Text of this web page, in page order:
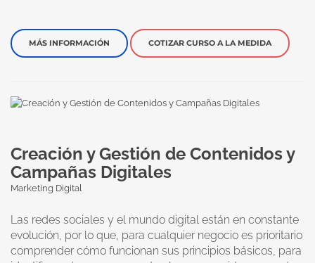
MÁS INFORMACIÓN COTIZAR CURSO A LA MEDIDA
Creación y Gestión de Contenidos y
Campañas Digitales
Marketing Digital
Las redes sociales y el mundo digital están en constante
evolución, por lo que, para cualquier negocio es prioritario
comprender cómo funcionan sus principios básicos, para